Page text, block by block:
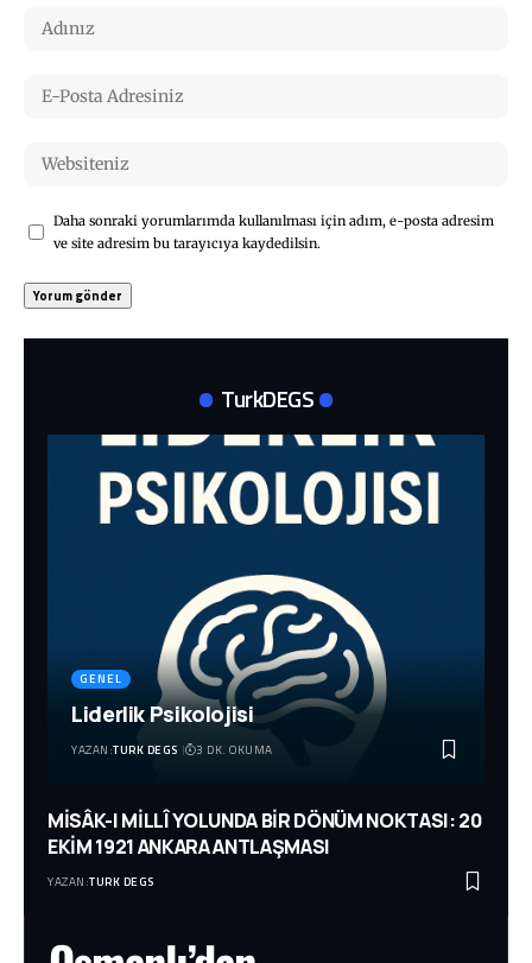
Daha sonraki yorumlarımda kullanılması için adım, e-posta adresim
ve site adresim bu tarayıcıya kaydedilsin.
TurkDEGS
GENEL
Liderlik Psikolojisi
YAZAN:TURK DEGS 3 DK. OKUMA
MİSÂK-I MİLLÎ YOLUNDA BİR DÖNÜM NOKTASI: 20
EKİM 1921 ANKARA ANTLAŞMASI
YAZAN:TURK DEGS